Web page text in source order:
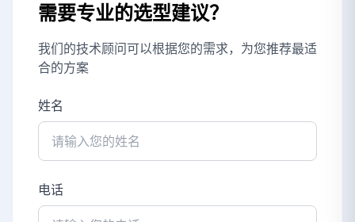
需要专业的选型建议？
我们的技术顾问可以根据您的需求，为您推荐最适
合的方案
姓名
电话